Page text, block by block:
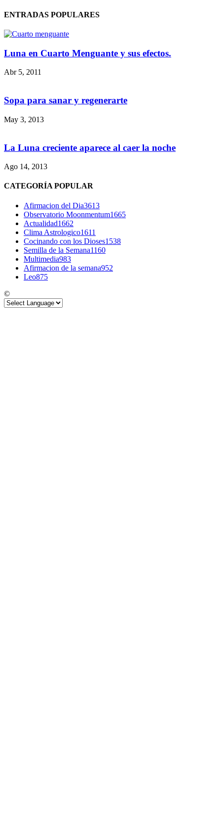
ENTRADAS POPULARES
Luna en Cuarto Menguante y sus efectos.
Abr 5, 2011
Sopa para sanar y regenerarte
May 3, 2013
La Luna creciente aparece al caer la noche
Ago 14, 2013
CATEGORÍA POPULAR
Afirmacion del Dia3613
Observatorio Moonmentum1665
Actualidad1662
Clima Astrologico1611
Cocinando con los Dioses1538
Semilla de la Semana1160
Multimedia983
Afirmacion de la semana952
Leo875
©